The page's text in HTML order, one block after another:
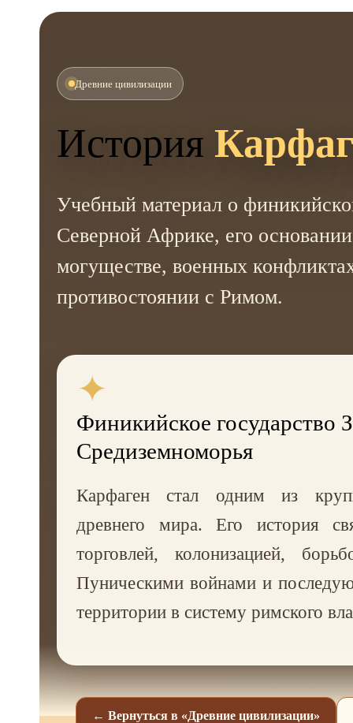
Древние цивилизации
История
Учебный материал о
Северной Африке, его
могуществе, военных
противостоянии с Римом.
✦
Финикийское государство
Средиземноморья
Карфаген стал одним из
древнего мира. Его история
торговлей, колонизацией,
Пуническими войнами и
территории в систему римского
← Вернуться в «Древние цивилизации»